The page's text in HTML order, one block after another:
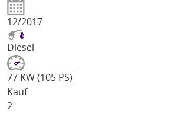
12/2017
Diesel
77 KW (105 PS)
Kauf
2